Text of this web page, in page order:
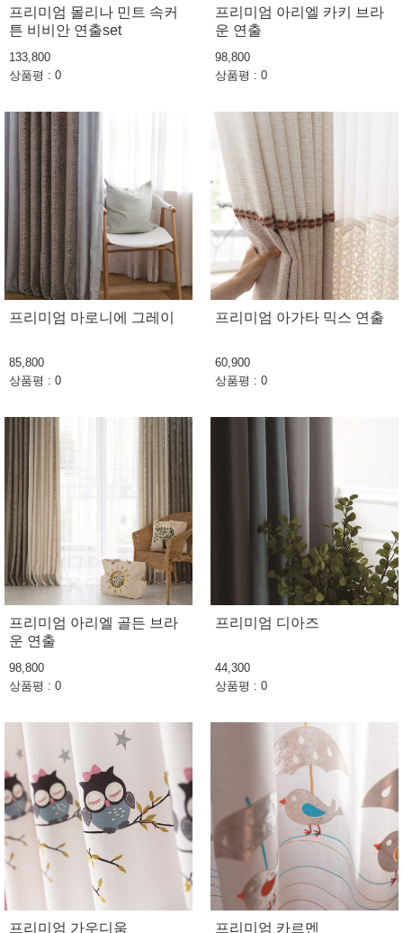
프리미엄 몰리나 민트 속커
튼 비비안 연출set
133,800
상품평 : 0
프리미엄 아리엘 카키 브라
운 연출
98,800
상품평 : 0
프리미엄 마로니에 그레이
85,800
상품평 : 0
프리미엄 아가타 믹스 연출
60,900
상품평 : 0
프리미엄 아리엘 골든 브라
운 연출
98,800
상품평 : 0
프리미엄 디아즈
44,300
상품평 : 0
프리미엄 가우디움 프리미엄 카르멘